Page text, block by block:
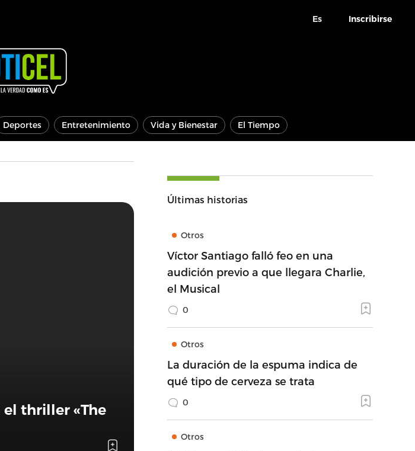
Es Inscribirse
Deportes Entretenimiento Vida y Bienestar El Tiempo
el thriller «The
Últimas historias
Otros
Víctor Santiago falló feo en una
audición previo a que llegara Charlie,
el Musical
0
Otros
La duración de la espuma indica de
qué tipo de cerveza se trata
0
Otros